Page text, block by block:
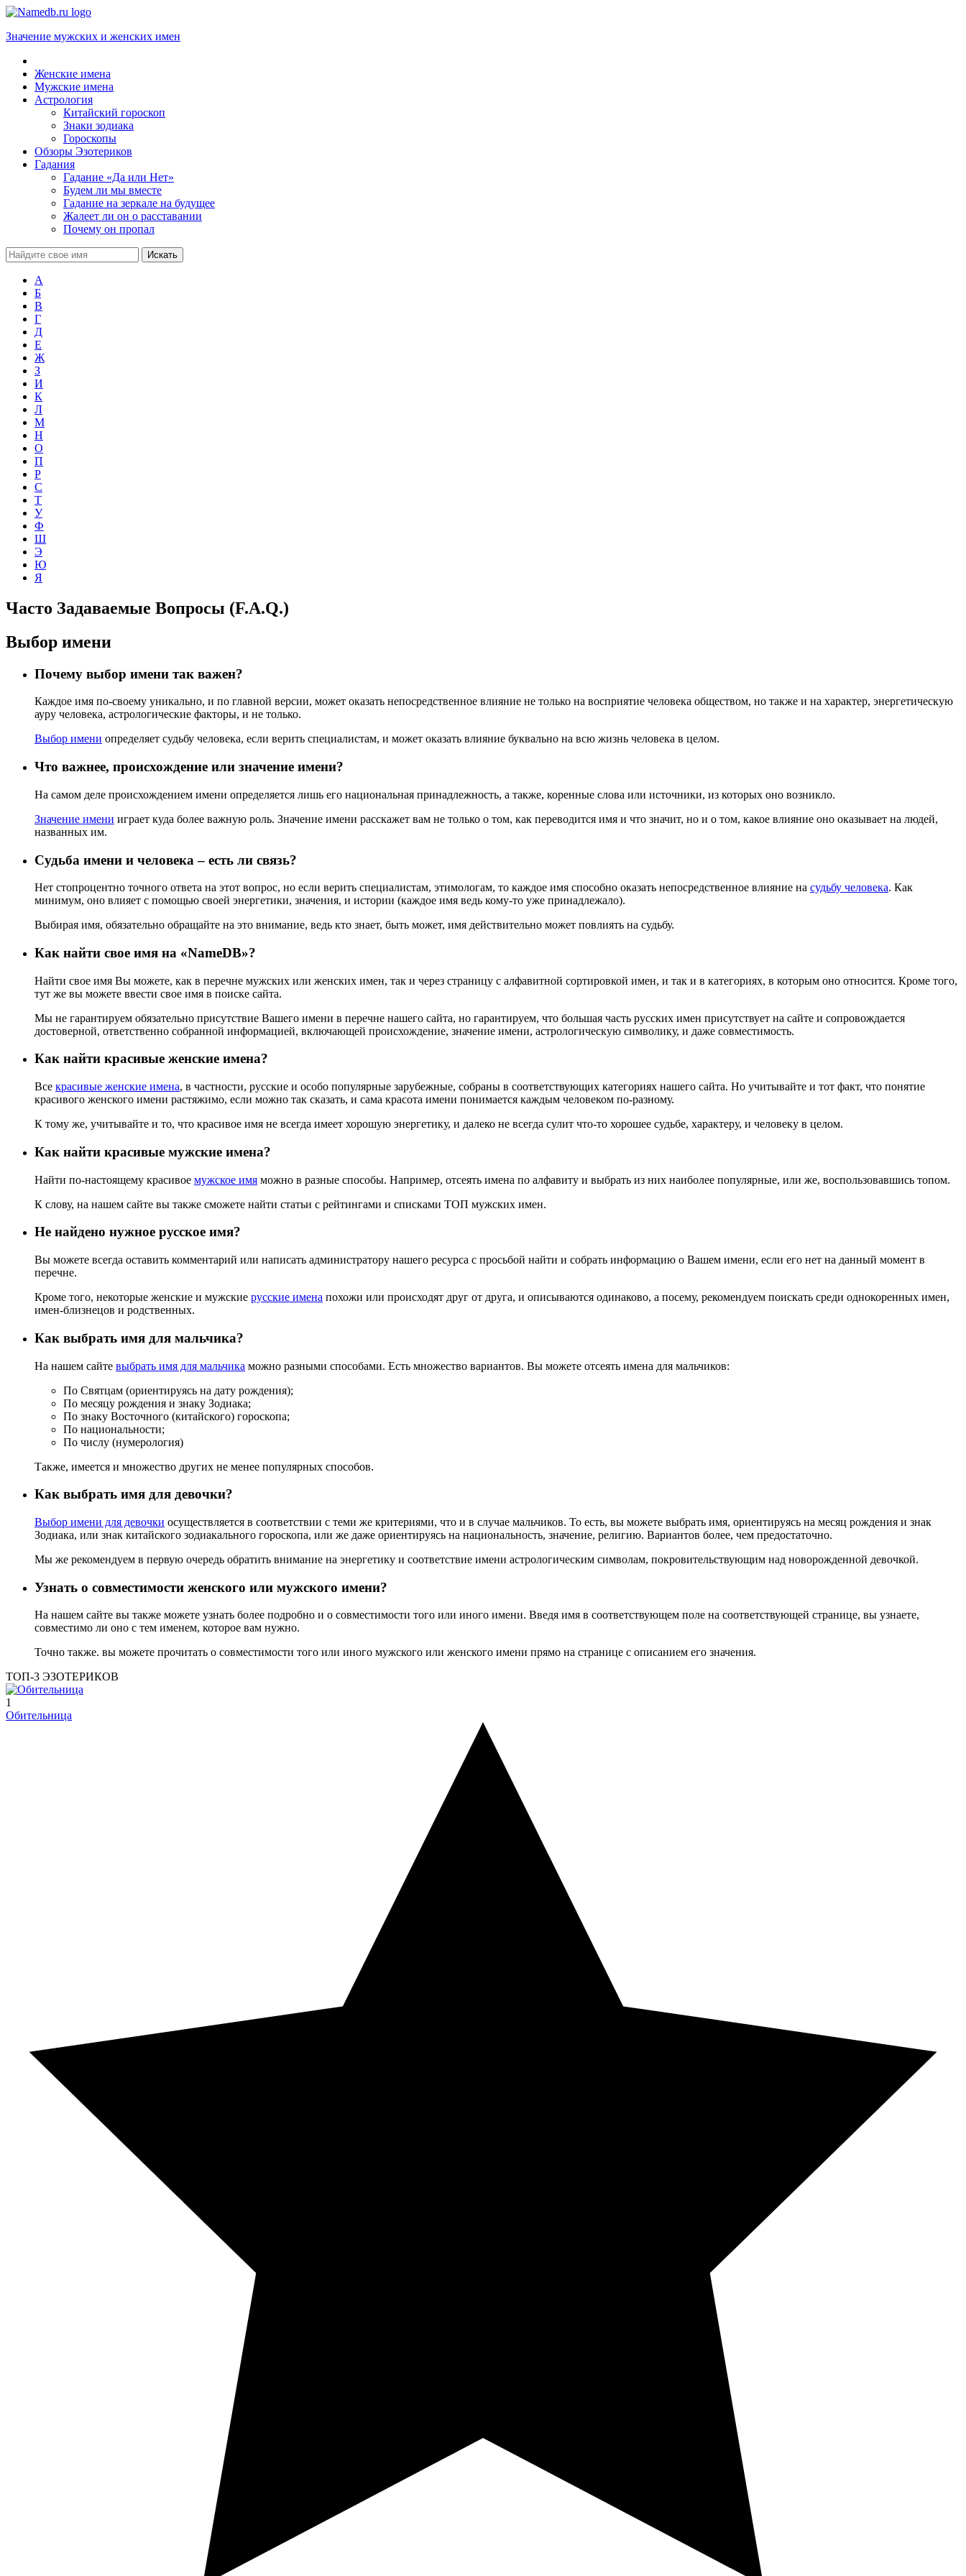
Значение мужских и женских имен
Женские имена
Мужские имена
Астрология
Китайский гороскоп
Знаки зодиака
Гороскопы
Обзоры Эзотериков
Гадания
Гадание «Да или Нет»
Будем ли мы вместе
Гадание на зеркале на будущее
Жалеет ли он о расставании
Почему он пропал
А
Б
В
Г
Д
Е
Ж
З
И
К
Л
М
Н
О
П
Р
С
Т
У
Ф
Ш
Э
Ю
Я
Часто Задаваемые Вопросы (F.A.Q.)
Выбор имени
Почему выбор имени так важен?
Каждое имя по-своему уникально, и по главной версии, может оказать непосредственное влияние не только на восприятие человека обществом, но также и на характер, энергетическую
ауру человека, астрологические факторы, и не только.
Выбор имени определяет судьбу человека, если верить специалистам, и может оказать влияние буквально на всю жизнь человека в целом.
Что важнее, происхождение или значение имени?
На самом деле происхождением имени определяется лишь его национальная принадлежность, а также, коренные слова или источники, из которых оно возникло.
Значение имени играет куда более важную роль. Значение имени расскажет вам не только о том, как переводится имя и что значит, но и о том, какое влияние оно оказывает на людей,
названных им.
Судьба имени и человека – есть ли связь?
Нет стопроцентно точного ответа на этот вопрос, но если верить специалистам, этимологам, то каждое имя способно оказать непосредственное влияние на судьбу человека. Как
минимум, оно влияет с помощью своей энергетики, значения, и истории (каждое имя ведь кому-то уже принадлежало).
Выбирая имя, обязательно обращайте на это внимание, ведь кто знает, быть может, имя действительно может повлиять на судьбу.
Как найти свое имя на «NameDB»?
Найти свое имя Вы можете, как в перечне мужских или женских имен, так и через страницу с алфавитной сортировкой имен, и так и в категориях, в которым оно относится. Кроме того,
тут же вы можете ввести свое имя в поиске сайта.
Мы не гарантируем обязательно присутствие Вашего имени в перечне нашего сайта, но гарантируем, что большая часть русских имен присутствует на сайте и сопровождается
достоверной, ответственно собранной информацией, включающей происхождение, значение имени, астрологическую символику, и даже совместимость.
Как найти красивые женские имена?
Все красивые женские имена, в частности, русские и особо популярные зарубежные, собраны в соответствующих категориях нашего сайта. Но учитывайте и тот факт, что понятие
красивого женского имени растяжимо, если можно так сказать, и сама красота имени понимается каждым человеком по-разному.
К тому же, учитывайте и то, что красивое имя не всегда имеет хорошую энергетику, и далеко не всегда сулит что-то хорошее судьбе, характеру, и человеку в целом.
Как найти красивые мужские имена?
Найти по-настоящему красивое мужское имя можно в разные способы. Например, отсеять имена по алфавиту и выбрать из них наиболее популярные, или же, воспользовавшись топом.
К слову, на нашем сайте вы также сможете найти статьи с рейтингами и списками ТОП мужских имен.
Не найдено нужное русское имя?
Вы можете всегда оставить комментарий или написать администратору нашего ресурса с просьбой найти и собрать информацию о Вашем имени, если его нет на данный момент в
перечне.
Кроме того, некоторые женские и мужские русские имена похожи или происходят друг от друга, и описываются одинаково, а посему, рекомендуем поискать среди однокоренных имен,
имен-близнецов и родственных.
Как выбрать имя для мальчика?
На нашем сайте выбрать имя для мальчика можно разными способами. Есть множество вариантов. Вы можете отсеять имена для мальчиков:
По Святцам (ориентируясь на дату рождения);
По месяцу рождения и знаку Зодиака;
По знаку Восточного (китайского) гороскопа;
По национальности;
По числу (нумерология)
Также, имеется и множество других не менее популярных способов.
Как выбрать имя для девочки?
Выбор имени для девочки осуществляется в соответствии с теми же критериями, что и в случае мальчиков. То есть, вы можете выбрать имя, ориентируясь на месяц рождения и знак
Зодиака, или знак китайского зодиакального гороскопа, или же даже ориентируясь на национальность, значение, религию. Вариантов более, чем предостаточно.
Мы же рекомендуем в первую очередь обратить внимание на энергетику и соответствие имени астрологическим символам, покровительствующим над новорожденной девочкой.
Узнать о совместимости женского или мужского имени?
На нашем сайте вы также можете узнать более подробно и о совместимости того или иного имени. Введя имя в соответствующем поле на соответствующей странице, вы узнаете,
совместимо ли оно с тем именем, которое вам нужно.
Точно также. вы можете прочитать о совместимости того или иного мужского или женского имени прямо на странице с описанием его значения.
ТОП-3 ЭЗОТЕРИКОВ
1
Обительница